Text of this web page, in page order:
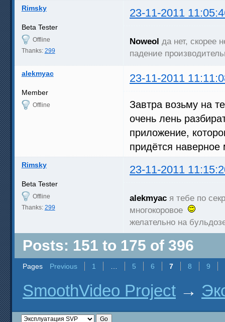
Rimsky 23-11-2011
Beta Tester
Offline
Thanks: 299
Noweol да нет, скорее
падение
alekmyac 23-11-2011
Member
Offline
Завтра возьму на
очень лень
приложение,
придётся наверное
Rimsky 23-11-2011
Beta Tester
Offline
Thanks: 299
alekmyac я тебе по
многокоровое
желательно на
Posts: 151 to 175 of 396
Pages Previous 1 5 6 7 8 9
SmoothVideo Project →